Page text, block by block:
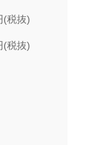
(税抜)
(税抜)